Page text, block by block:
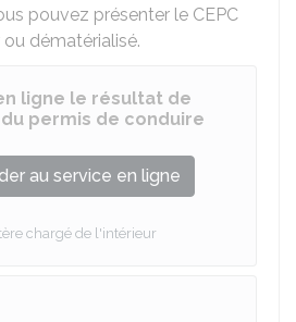
pouvez présenter le CEPC
dématérialisé.
ligne le résultat de
permis de conduire
au service en ligne
chargé de l'intérieur